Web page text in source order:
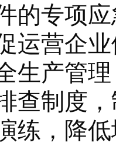
的专项
运营企
生产管
查制度
练，降